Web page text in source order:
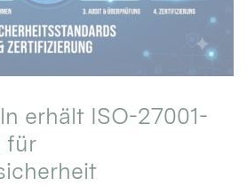
erhält ISO-27001-
für